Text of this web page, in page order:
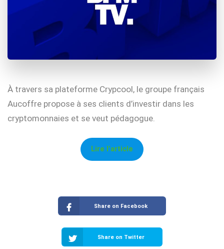
À travers sa plateforme Crypcool, le groupe français
Aucoffre propose à ses clients d’investir dans les
cryptomonnaies et se veut pédagogue.
Lire l’article
Share on Facebook
Share on Twitter